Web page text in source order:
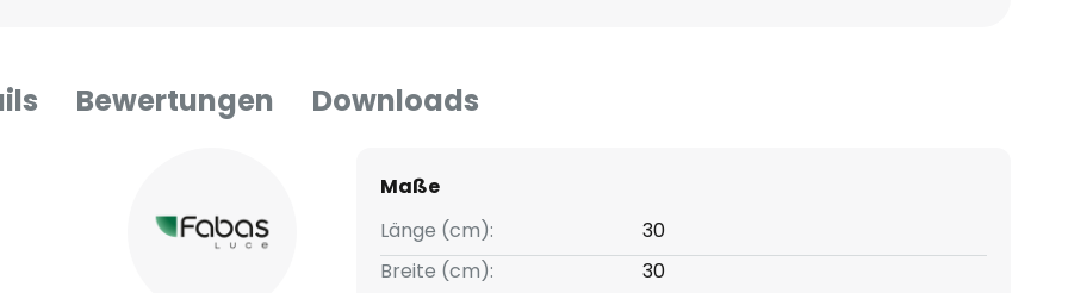
Bewertungen Downloads
Maße
Länge (cm):
30
Breite (cm):
30